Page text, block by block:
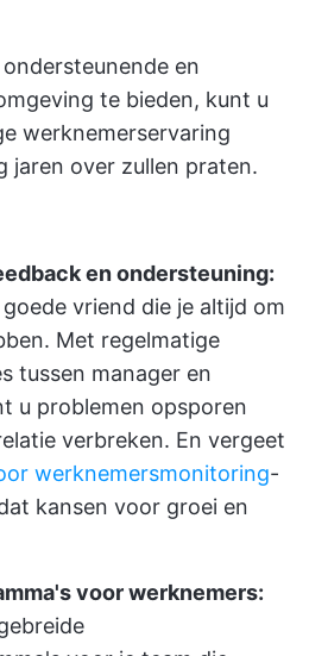
en
te bieden, kunt u
werknemerservaring
jaren over zullen praten.
en ondersteuning:
vriend die je altijd om
Met regelmatige
tussen manager en
u problemen opsporen
verbreken. En vergeet
werknemersmonitoring-
kansen voor groei en
voor werknemers: